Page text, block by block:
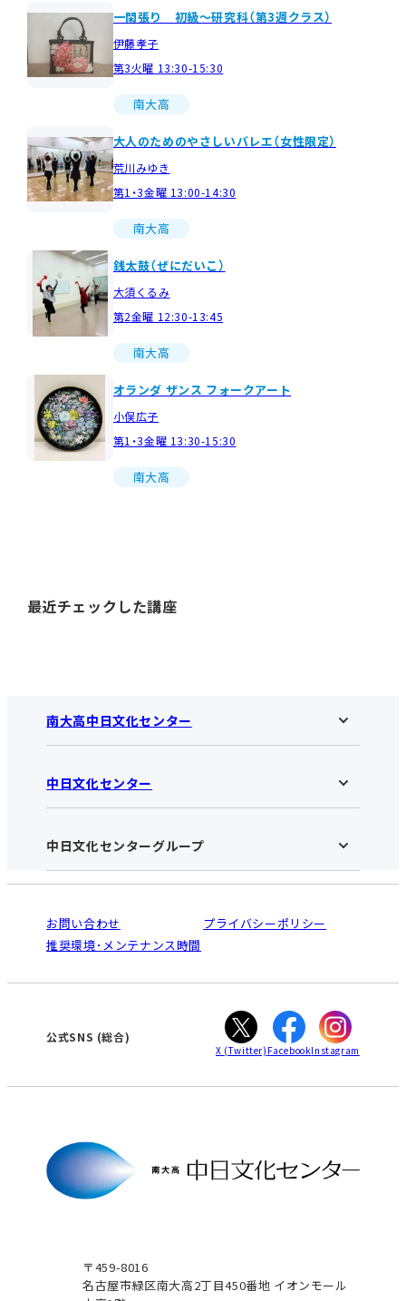
一閑張り 初級～研究科（第3週クラス）
伊藤孝子
第3火曜 13:30-15:30
南大高
大人のためのやさしいバレエ（女性限定）
荒川みゆき
第1・3金曜 13:00-14:30
南大高
銭太鼓（ぜにだいこ）
大須くるみ
第2金曜 12:30-13:45
南大高
オランダ ザンス フォークアート
小俣広子
第1・3金曜 13:30-15:30
南大高
最近チェックした講座
南大高中日文化センター
南大高中日文化センターHOME
お知らせ
アクセス･営業時間
お申し込みの流れ
入会と受講のご案内
中日文化センター
中日文化センターHOME
中日文化センターとは
受講規約・会員特典
ご利用ガイド
オンライン講座受講の手順
WEBサイトのよくある質問
中日文化センターグループ
南大高
犬山
高蔵寺
大垣
津
お問い合わせ
プライバシーポリシー
推奨環境･メンテナンス時間
〒459-8016
名古屋市緑区南大高2丁目450番地 イオンモール
公式SNS (総合)
X (Twitter) FacebookInstagram